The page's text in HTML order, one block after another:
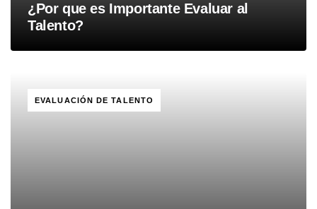
¿Por que es Importante Evaluar al
Talento?
EVALUACIÓN DE TALENTO